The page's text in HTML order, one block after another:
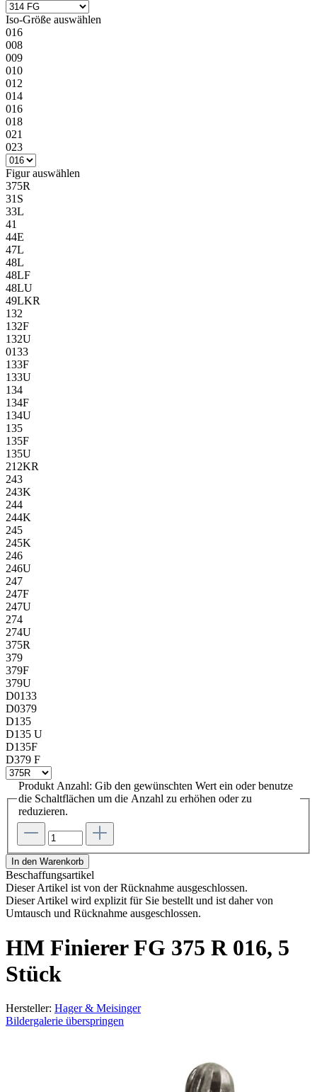
Iso-Größe auswählen
016
008
009
010
012
014
016
018
021
023
Figurauswählen
375R
31S
33L
41
44E
47L
48L
48LF
48LU
49LKR
132
132F
132U
0133
133F
133U
134
134F
134U
135
135F
135U
212KR
243
243K
244
244K
245
245K
246
246U
247
247F
247U
274
274U
375R
379
379F
379U
D0133
D0379
D135
D135 U
D135F
D379 F
Produkt Anzahl: Gib den gewünschten Wert ein oder benutze
die Schaltflächen um die Anzahl zu erhöhen oder zu
reduzieren.
In den Warenkorb
Beschaffungsartikel
Dieser Artikel ist von der Rücknahme ausgeschlossen.
Dieser Artikel wird explizit für Sie bestellt und ist daher von
Umtausch und Rücknahme ausgeschlossen.
HM Finierer FG 375 R 016, 5
Stück
Hersteller: Hager & Meisinger
Bildergalerie überspringen